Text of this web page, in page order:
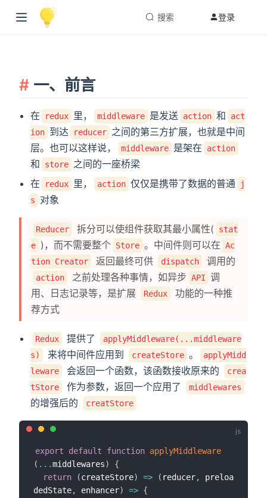
搜索 登录
一、前言
在 redux 里， middleware 是发送 action 和
act
ion 到达 reducer 之间的第三方扩展，也就是中间
层。也可以这样说，
middleware 是架在 action
和 store 之间的一座桥梁
在
redux 里， action 仅仅是携带了数据的普通
j
s
对象
Reducer 拆分可以使组件获取其最小属性(
stat
e )，而不需要整个 Store 。中间件则可以在 Ac
tion Creator
返回最终可供 dispatch 调用的
action 之前处理各种事情，如异步 API 调
用、日志记录等，是扩展
Redux
功能的一种推
荐方式
Redux 提供了
applyMiddleware(...middleware
s)
来将中间件应用到 createStore 。
applyMidd
leware
会返回一个函数，该函数接收原来的
crea
tStore
作为参数，返回一个应用了 middlewares
的增强后的 creatStore
export default function applyMiddleware
( ...middlewares)
{
return
(createStore) => ( reducer,
preloa
dedState, enhancer) => {